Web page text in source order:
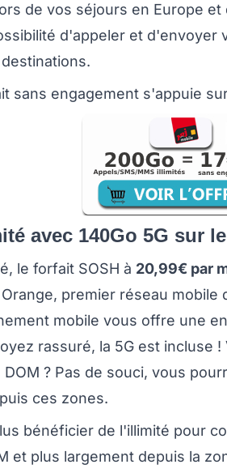
de vos séjours en Europe
d'appeler et d'envoyer
sans engagement s'appuie
avec 140Go 5G sur
le forfait SOSH à 20,99€ par
premier réseau mobile
mobile vous offre une
rassuré, la 5G est incluse
? Pas de souci, vous
ces zones.
bénéficier de l'illimité pour
et plus largement depuis la